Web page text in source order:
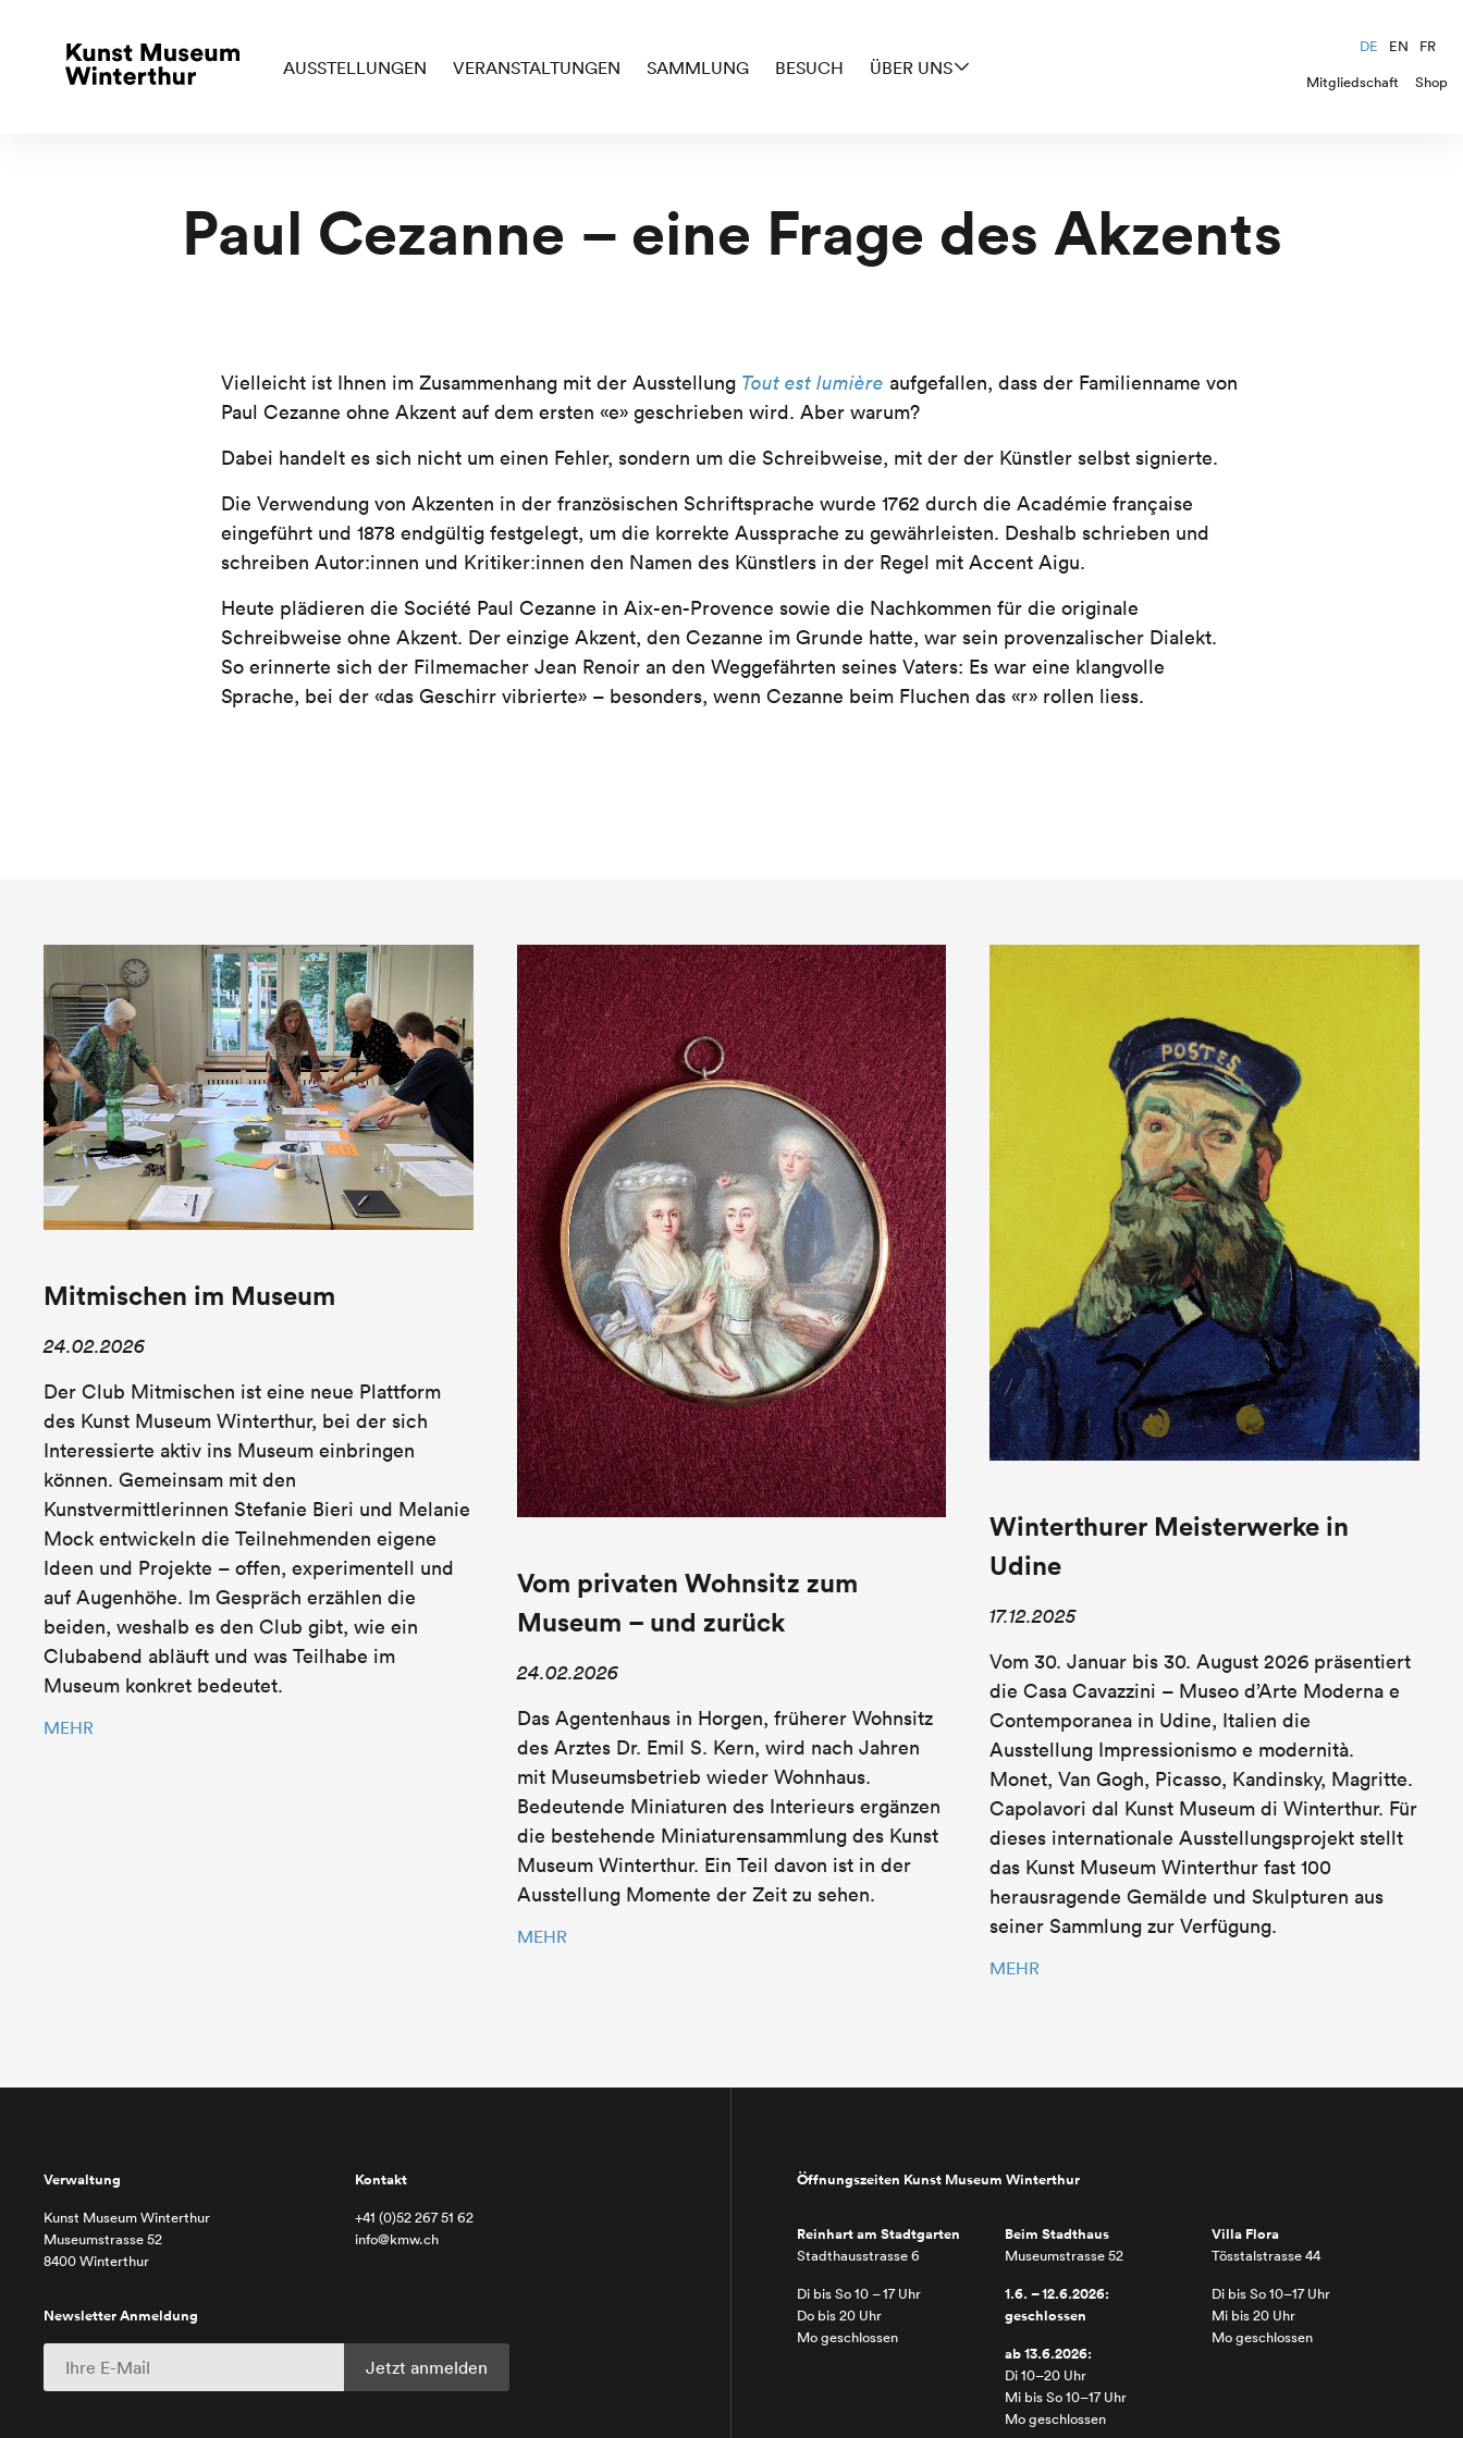
AUSSTELLUNGEN VERANSTALTUNGEN SAMMLUNG BESUCH ÜBER UNS
DE EN
FR
Mitgliedschaft
Shop
Paul Cezanne – eine Frage des Akzents
Vielleicht ist Ihnen im Zusammenhang mit der Ausstellung Tout est lumière aufgefallen, dass der Familienname von
Paul Cezanne ohne Akzent auf dem ersten «e» geschrieben wird. Aber warum?
Dabei handelt es sich nicht um einen Fehler, sondern um die Schreibweise, mit der der Künstler selbst signierte.
Die Verwendung von Akzenten in der französischen Schriftsprache wurde 1762 durch die Académie française
eingeführt und 1878 endgültig festgelegt, um die korrekte Aussprache zu gewährleisten. Deshalb schrieben und
schreiben Autor:innen und Kritiker:innen den Namen des Künstlers in der Regel mit Accent Aigu.
Heute plädieren die Société Paul Cezanne in Aix-en-Provence sowie die Nachkommen für die originale
Schreibweise ohne Akzent. Der einzige Akzent, den Cezanne im Grunde hatte, war sein provenzalischer Dialekt.
So erinnerte sich der Filmemacher Jean Renoir an den Weggefährten seines Vaters: Es war eine klangvolle
Sprache, bei der «das Geschirr vibrierte» – besonders, wenn Cezanne beim Fluchen das «r» rollen liess.
Mitmischen im Museum
24.02.2026
Der Club Mitmischen ist eine neue Plattform
des Kunst Museum Winterthur, bei der sich
Interessierte aktiv ins Museum einbringen
können. Gemeinsam mit den
Kunstvermittlerinnen Stefanie Bieri und Melanie
Mock entwickeln die Teilnehmenden eigene
Ideen und Projekte – offen, experimentell und
auf Augenhöhe. Im Gespräch erzählen die
beiden, weshalb es den Club gibt, wie ein
Clubabend abläuft und was Teilhabe im
Museum konkret bedeutet.
MEHR
Vom privaten Wohnsitz zum
Museum – und zurück
24.02.2026
Das Agentenhaus in Horgen, früherer Wohnsitz
des Arztes Dr. Emil S. Kern, wird nach Jahren
mit Museumsbetrieb wieder Wohnhaus.
Bedeutende Miniaturen des Interieurs ergänzen
die bestehende Miniaturensammlung des Kunst
Museum Winterthur. Ein Teil davon ist in der
Ausstellung Momente der Zeit zu sehen.
MEHR
Winterthurer Meisterwerke in
Udine
17.12.2025
Vom 30. Januar bis 30. August 2026 präsentiert
die Casa Cavazzini – Museo d’Arte Moderna e
Contemporanea in Udine, Italien die
Ausstellung Impressionismo e modernità.
Monet, Van Gogh, Picasso, Kandinsky, Magritte.
Capolavori dal Kunst Museum di Winterthur. Für
dieses internationale Ausstellungsprojekt stellt
das Kunst Museum Winterthur fast 100
herausragende Gemälde und Skulpturen aus
seiner Sammlung zur Verfügung.
MEHR
Verwaltung
Kunst Museum Winterthur
Museumstrasse 52
8400 Winterthur
Kontakt
+41 (0)52 267 51 62
info@kmw.ch
Newsletter Anmeldung
Öffnungszeiten Kunst Museum Winterthur
Reinhart am Stadtgarten
Stadthausstrasse 6
Di bis So 10 – 17 Uhr
Do bis 20 Uhr
Mo geschlossen
Beim Stadthaus
Museumstrasse 52
1.6. – 12.6.2026:
geschlossen
ab 13.6.2026:
Di 10–20 Uhr
Mi bis So 10–17 Uhr
Mo geschlossen
Villa Flora
Tösstalstrasse 44
Di bis So 10–17 Uhr
Mi bis 20 Uhr
Mo geschlossen